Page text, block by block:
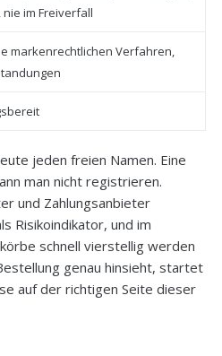
im Freiverfall
markenrechtlichen Verfahren,
jeden freien Namen. Eine
man nicht registrieren.
und Zahlungsanbieter
Risikoindikator, und im
schnell vierstellig werden
genau hinsieht, startet
auf der richtigen Seite dieser